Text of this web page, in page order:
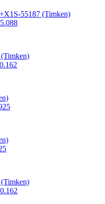
55187 (Timken)